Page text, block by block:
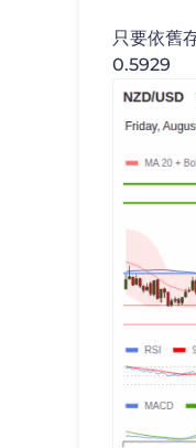
只要依舊
0.5929